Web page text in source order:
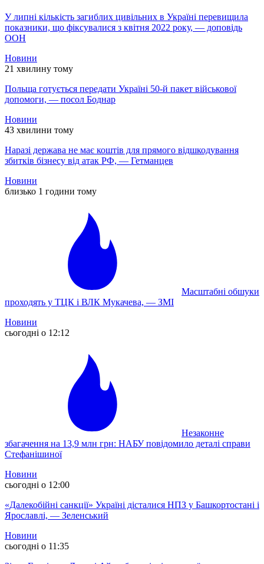
У липні кількість загиблих цивільних в Україні перевищила
показники, що фіксувалися з квітня 2022 року, — доповідь
ООН
Новини
21 хвилину тому
Польща готується передати Україні 50-й пакет військової
допомоги, — посол Боднар
Новини
43 хвилини тому
Наразі держава не має коштів для прямого відшкодування
збитків бізнесу від атак РФ, — Гетманцев
Новини
близько 1 години тому
Масштабні обшуки
проходять у ТЦК і ВЛК Мукачева, — ЗМІ
Новини
сьогодні о 12:12
Незаконне
збагачення на 13,9 млн грн: НАБУ повідомило деталі справи
Стефанішиної
Новини
сьогодні о 12:00
«Далекобійні санкції» Україні дісталися НПЗ у Башкортостані і
Ярославлі, — Зеленський
Новини
сьогодні о 11:35